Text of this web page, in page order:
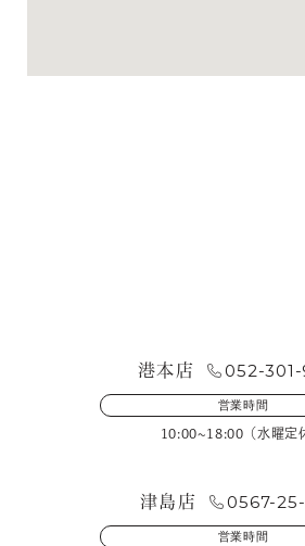
港本店 052-
営業時間
10:00~18:00（水曜定
津島店 0567-
営業時間